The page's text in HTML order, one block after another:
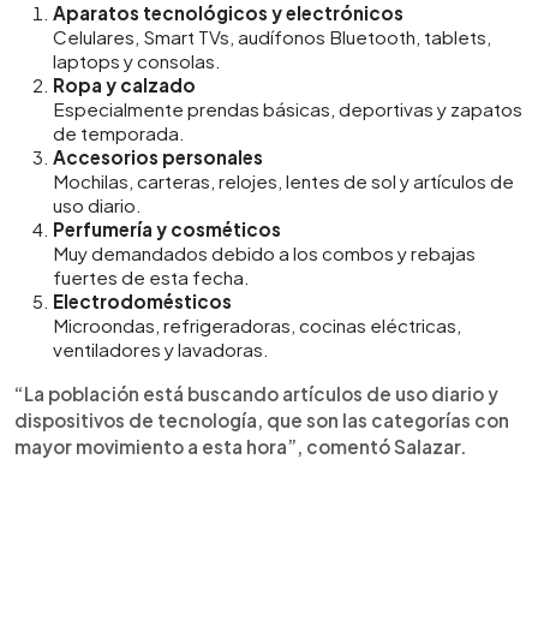
Aparatos tecnológicos y electrónicos
Celulares, Smart TVs, audífonos Bluetooth, tablets,
laptops y consolas.
Ropa y calzado
Especialmente prendas básicas, deportivas y zapatos
de temporada.
Accesorios personales
Mochilas, carteras, relojes, lentes de sol y artículos de
uso diario.
Perfumería y cosméticos
Muy demandados debido a los combos y rebajas
fuertes de esta fecha.
Electrodomésticos
Microondas, refrigeradoras, cocinas eléctricas,
ventiladores y lavadoras.
“La población está buscando artículos de uso diario y
dispositivos de tecnología, que son las categorías con
mayor movimiento a esta hora”, comentó Salazar.